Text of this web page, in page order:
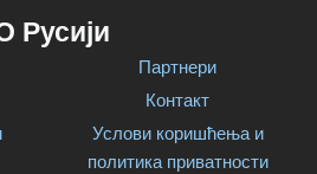
Русији
Партнери
Контакт
Услови коришћења и
политика приватности